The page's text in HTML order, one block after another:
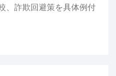
、詐欺回避策を具体例付